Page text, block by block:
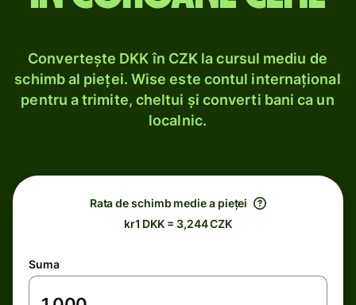
Convertește DKK în CZK la cursul mediu de
schimb al pieței. Wise este contul internațional
pentru a trimite, cheltui și converti bani ca un
localnic.
Rata de schimb medie a pieței
kr1 DKK = 3,244 CZK
Suma